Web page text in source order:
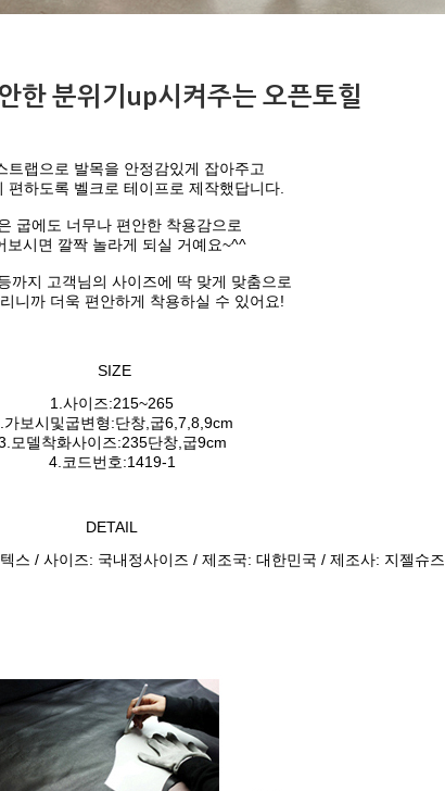
한 분위기up시켜주는 오픈토힐
트랩으로 발목을 안정감있게 잡아주고
편하도록 벨크로 테이프로 제작했답니다.
굽에도 너무나 편안한 착용감으로
보시면 깔짝 놀라게 되실 거예요~^^
까지 고객님의 사이즈에 딱 맞게 맞춤으로
니까 더욱 편안하게 착용하실 수 있어요!
SIZE
1.사이즈:215~265
가보시및굽변형:단창,굽6,7,8,9cm
모델착화사이즈:235단창,굽9cm
4.코드번호:1419-1
DETAIL
스 / 사이즈: 국내정사이즈 / 제조국: 대한민국 / 제조사: 지젤슈즈